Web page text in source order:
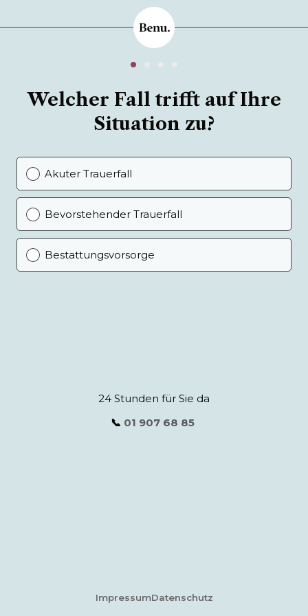
Welcher Fall trifft auf Ihre
Situation zu?
Akuter Trauerfall
Bevorstehender Trauerfall
Bestattungsvorsorge
24 Stunden für Sie da
📞 01 907 68 85
ImpressumDatenschutz